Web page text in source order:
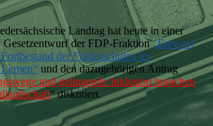
Landtag hat heute in einer
Gesetzentwurf der FDP-Fraktion„Entwurf
der Förderschulen im
und den dazugehörigen Antrag
und gelingende Inklusion brauchen
“ diskutiert.